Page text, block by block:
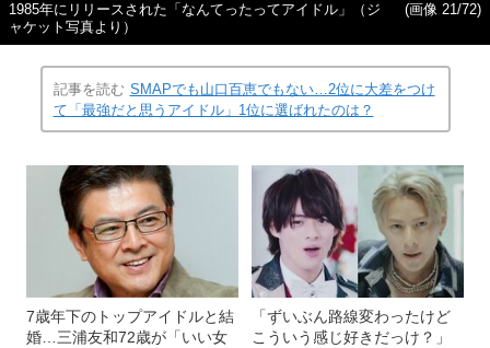
1985年にリリースされた「なんてったってアイドル」（ジ
ャケット写真より）
(画像 21/72)
記事を読む SMAPでも山口百恵でもない…2位に大差をつけ
て「最強だと思うアイドル」1位に選ばれたのは？
7歳年下のトップアイドルと結
婚…三浦友和72歳が「いい女
「ずいぶん路線変わったけど
こういう感じ好きだっけ？」